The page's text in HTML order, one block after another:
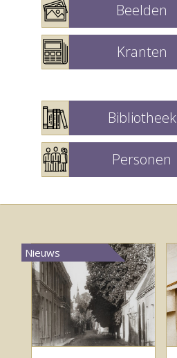
Beelden
Kranten
Bibliotheek
Personen
Nieuws